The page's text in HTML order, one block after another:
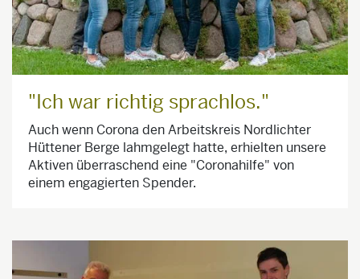
"Ich war richtig sprachlos."
Auch wenn Corona den Arbeitskreis Nordlichter
Hüttener Berge lahmgelegt hatte, erhielten unsere
Aktiven überraschend eine "Coronahilfe" von
einem engagierten Spender.